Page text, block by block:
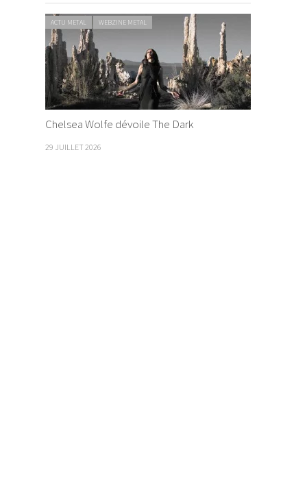
ACTU METAL WEBZINE METAL
Chelsea Wolfe dévoile The Dark
29 JUILLET 2026